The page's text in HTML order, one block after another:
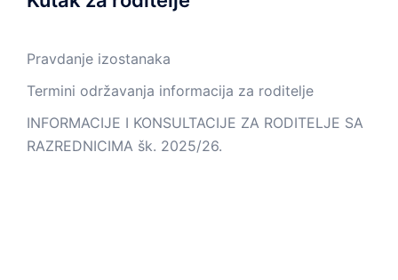
Pravdanje izostanaka
Termini održavanja informacija za roditelje
INFORMACIJE I KONSULTACIJE ZA RODITELJE SA
RAZREDNICIMA šk. 2025/26.